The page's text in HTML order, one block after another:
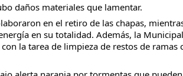
daños materiales que lamentar.
en el retiro de las chapas, mientras
en su totalidad. Además, la
la tarea de limpieza de restos de ramas